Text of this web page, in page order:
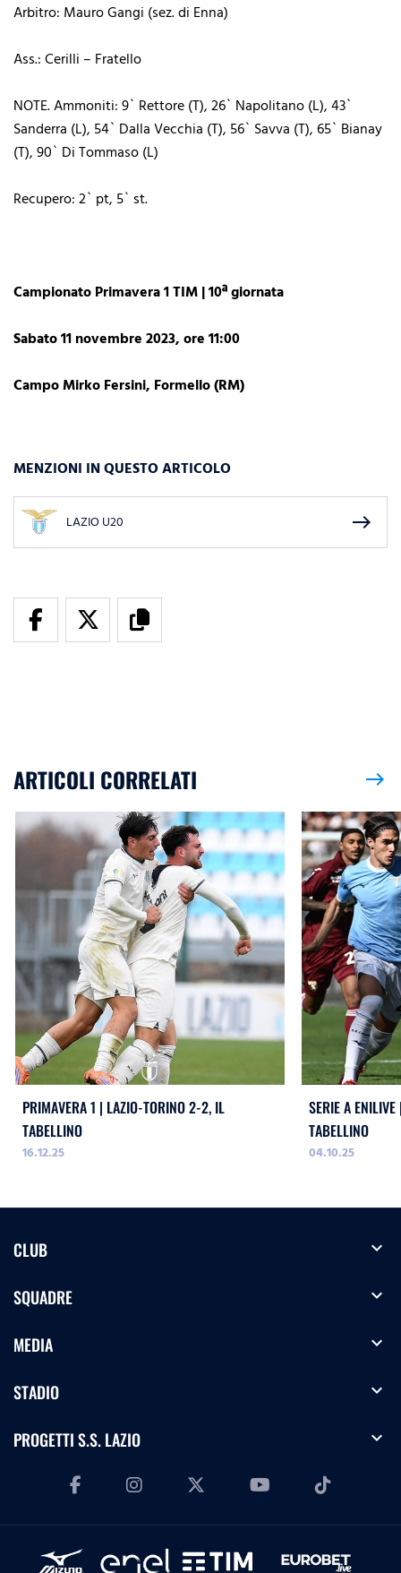
Arbitro: Mauro Gangi (sez. di Enna)
Ass.: Cerilli – Fratello
NOTE. Ammoniti: 9` Rettore (T), 26` Napolitano (L), 43`
Sanderra (L), 54` Dalla Vecchia (T), 56` Savva (T), 65` Bianay
(T), 90` Di Tommaso (L)
Recupero: 2` pt, 5` st.
Campionato Primavera 1 TIM | 10ª giornata
Sabato 11 novembre 2023, ore 11:00
Campo Mirko Fersini, Formello (RM)
MENZIONI IN QUESTO ARTICOLO
LAZIO U20 east
ARTICOLI CORRELATI east
PRIMAVERA 1 | LAZIO-TORINO 2-2, IL
TABELLINO
16.12.25
SERIE A
TABELLINO
04.10.25
CLUB expand_more
SQUADRE expand_more
MEDIA expand_more
STADIO expand_more
PROGETTI S.S. LAZIO expand_more